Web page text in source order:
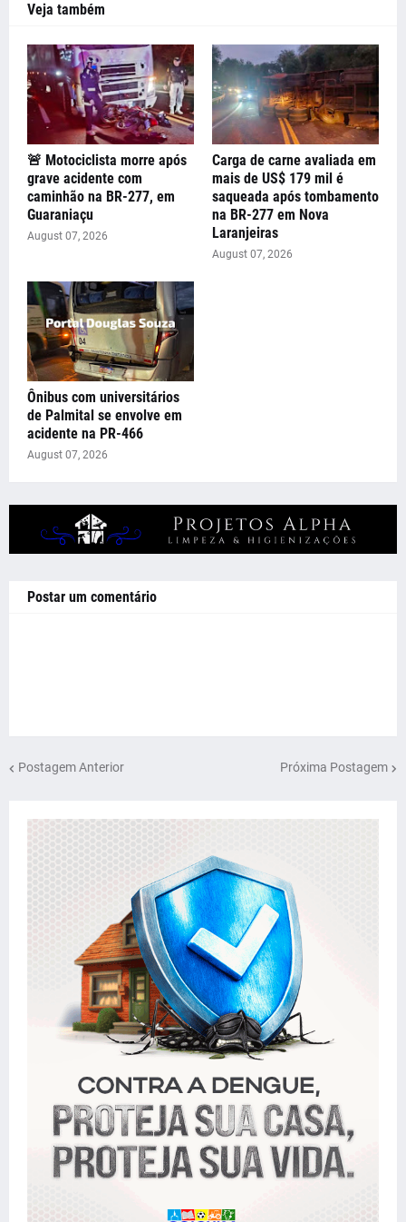
Veja também
🚨 Motociclista morre após
grave acidente com
caminhão na BR-277, em
Guaraniaçu
August 07, 2026
Carga de carne avaliada em
mais de US$ 179 mil é
saqueada após tombamento
na BR-277 em Nova
Laranjeiras
August 07, 2026
Ônibus com universitários
de Palmital se envolve em
acidente na PR-466
August 07, 2026
Postar um comentário
Postagem Anterior Próxima Postagem